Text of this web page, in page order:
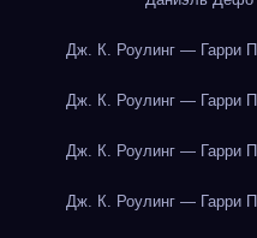
Дж. К. Роулинг — Гарри
Дж. К. Роулинг — Гарри
Дж. К. Роулинг — Гарри
Дж. К. Роулинг — Гарри